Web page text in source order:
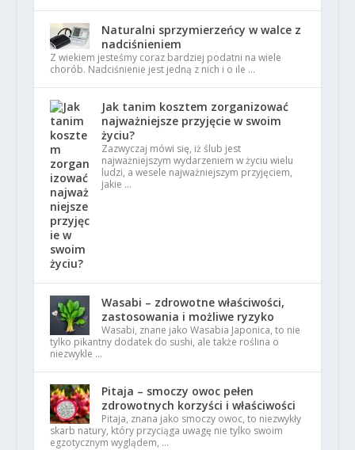
Naturalni sprzymierzeńcy w walce z
nadciśnieniem
Z wiekiem jesteśmy coraz bardziej podatni na wiele
chorób. Nadciśnienie jest jedną z nich i o ile …
Jak tanim kosztem zorganizować
najważniejsze przyjęcie w swoim
życiu?
Zazwyczaj mówi się, iż ślub jest
najważniejszym wydarzeniem w życiu wielu
ludzi, a wesele najważniejszym przyjęciem,
jakie …
Wasabi – zdrowotne właściwości,
zastosowania i możliwe ryzyko
Wasabi, znane jako Wasabia Japonica, to nie
tylko pikantny dodatek do sushi, ale także roślina o
niezwykle …
Pitaja – smoczy owoc pełen
zdrowotnych korzyści i właściwości
Pitaja, znana jako smoczy owoc, to niezwykły
skarb natury, który przyciąga uwagę nie tylko swoim
egzotycznym wyglądem, …